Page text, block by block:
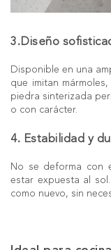
3.Diseño
Disponible en una
que imitan
piedra sinterizada
o con carácter.
4. Estabilidad y
No se deforma con
estar expuesta al
como nuevo, sin